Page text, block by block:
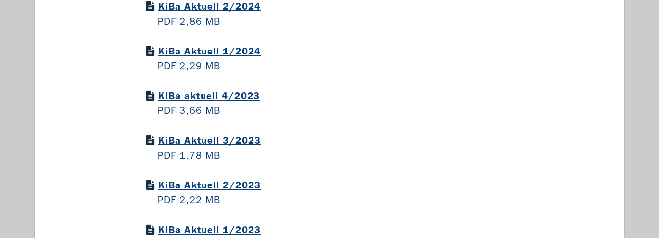
KiBa Aktuell 2/2024
PDF 2,86 MB
KiBa Aktuell 1/2024
PDF 2,29 MB
KiBa aktuell 4/2023
PDF 3,66 MB
KiBa Aktuell 3/2023
PDF 1,78 MB
KiBa Aktuell 2/2023
PDF 2,22 MB
KiBa Aktuell 1/2023